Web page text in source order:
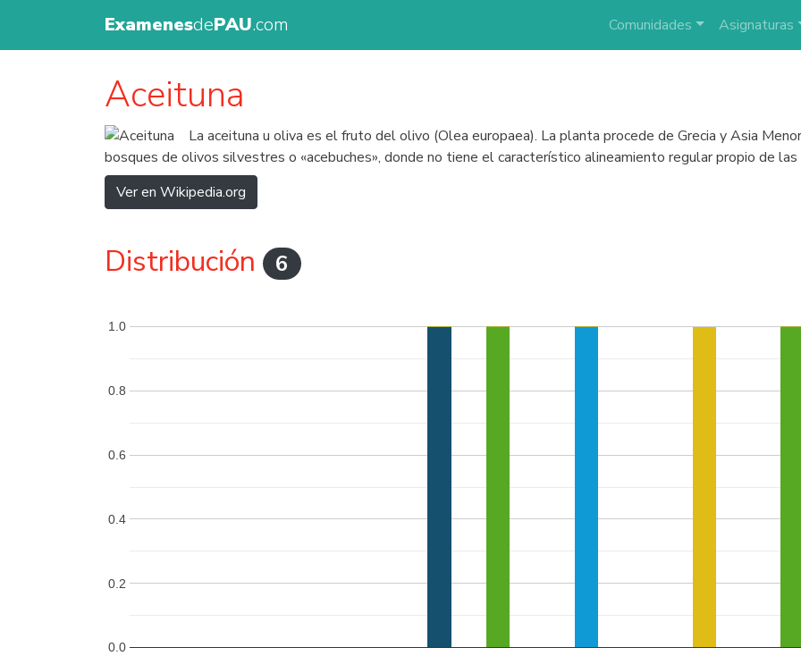
ExamenesdePAU.com Comunidades Asignaturas
Aceituna
La aceituna u oliva es el fruto del olivo (Olea europaea). La planta procede de Grecia y Asia
bosques de olivos silvestres o «acebuches», donde no tiene el característico alineamiento regular propio de
Ver en Wikipedia.org
Distribución 6
0.0
0.2
0.4
0.6
0.8
1.0